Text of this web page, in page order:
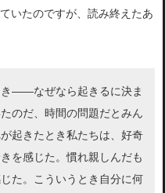
いたのですが、読み終えたあ
き――なぜなら起きるに決ま
のだ、時間の問題だとみん
起きたとき私たちは、好奇
を感じた。慣れ親しんだも
た。こういうとき自分に何